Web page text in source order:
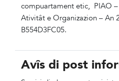
compuartament etic, PIAO
Ativitât e Organizazion – An
B554D3FC05.
Avîs di post